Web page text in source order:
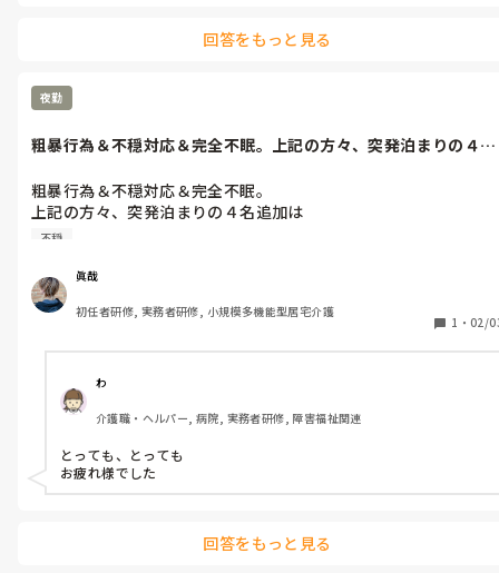
回答をもっと見る
夜勤
粗暴行為＆不穏対応＆完全不眠。上記の方々、突発泊まりの４名
粗暴行為＆不穏対応＆完全不眠。
上記の方々、突発泊まりの４名追加は
身が持ちませぬ。
頼むからその場に留まってくれ！
髪の毛鷲掴みは良いけど、
時々離してくれ！
不穏
眞哉
初任者研修, 実務者研修, 小規模多機能型居宅介護
1 ・ 02/
わ
介護職・ヘルパー, 病院, 実務者研修, 障害福祉関連
とっても、とっても
お疲れ様でした
回答をもっと見る